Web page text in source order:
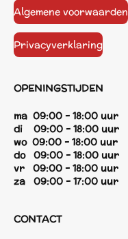
Algemene voorwaarden
Privacyverklaring
OPENINGSTIJDEN
ma 09:00 - 18:00 uur
di 09:00 - 18:00 uur
wo 09:00 - 18:00 uur
do 09:00 - 18:00 uur
vr 09:00 - 18:00 uur
za 09:00 - 17:00 uur
CONTACT